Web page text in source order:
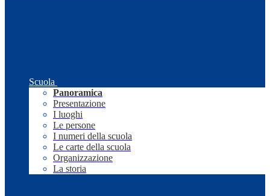
Scuola
Panoramica
Presentazione
I luoghi
Le persone
I numeri della scuola
Le carte della scuola
Organizzazione
La storia